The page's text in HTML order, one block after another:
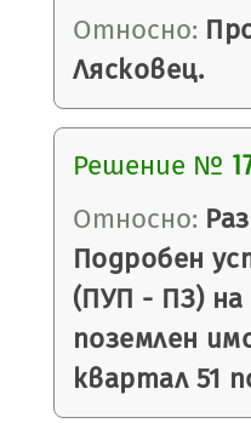
Относно:
Лясковец.
Решение №
Относно:
Подробен
(ПУП - ПЗ) на
поземлен
квартал 51